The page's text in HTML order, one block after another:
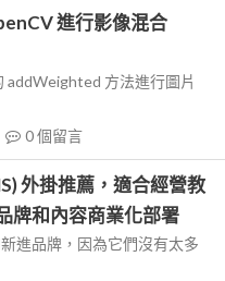
進行影像混合
addWeighted 方法進行圖片
0個留言
外掛推薦，適合經營教
牌和內容商業化部署
進品牌，因為它們沒有太多